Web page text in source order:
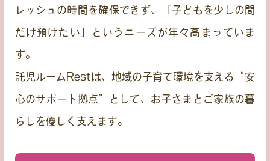
レッシュの時間を確保できず、「子どもを少しの間
だけ預けたい」というニーズが年々高まっていま
す。
託児ルームRestは、地域の子育て環境を支える“安
心のサポート拠点”として、お子さまとご家族の暮
らしを優しく支えます。